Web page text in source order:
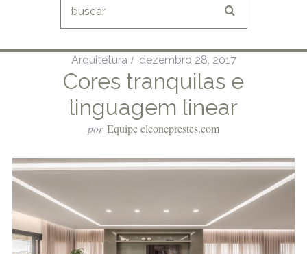
Arquitetura dezembro 28, 2017
Cores tranquilas e
linguagem linear
por Equipe eleoneprestes.com